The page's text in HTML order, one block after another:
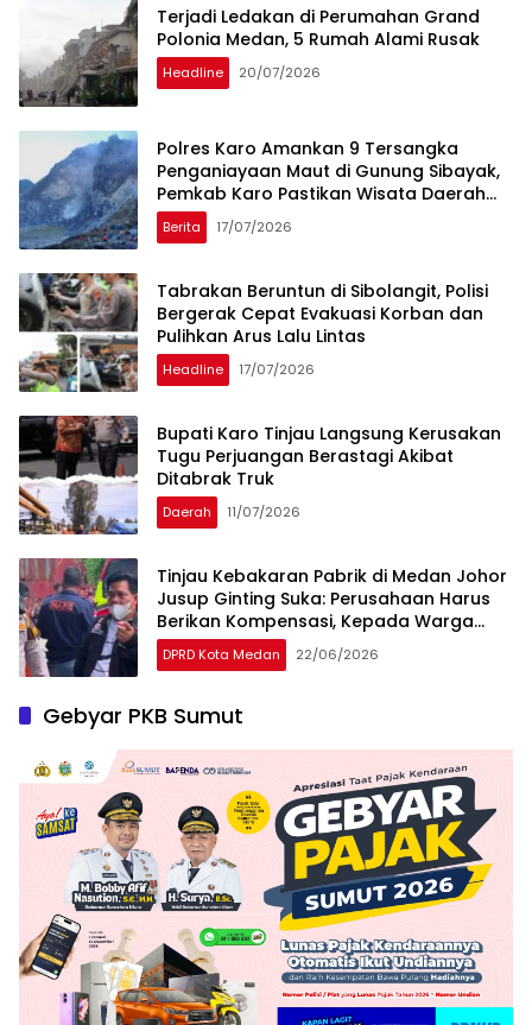
Terjadi Ledakan di Perumahan Grand
Polonia Medan, 5 Rumah Alami Rusak
Headline 20/07/2026
Polres Karo Amankan 9 Tersangka
Penganiayaan Maut di Gunung Sibayak,
Pemkab Karo Pastikan Wisata Daerah
Tetap Aman dan Kondusif
Berita 17/07/2026
Tabrakan Beruntun di Sibolangit, Polisi
Bergerak Cepat Evakuasi Korban dan
Pulihkan Arus Lalu Lintas
Headline 17/07/2026
Bupati Karo Tinjau Langsung Kerusakan
Tugu Perjuangan Berastagi Akibat
Ditabrak Truk
Daerah 11/07/2026
Tinjau Kebakaran Pabrik di Medan Johor
Jusup Ginting Suka: Perusahaan Harus
Berikan Kompensasi, Kepada Warga
Terdampak
DPRD Kota Medan 22/06/2026
Gebyar PKB Sumut